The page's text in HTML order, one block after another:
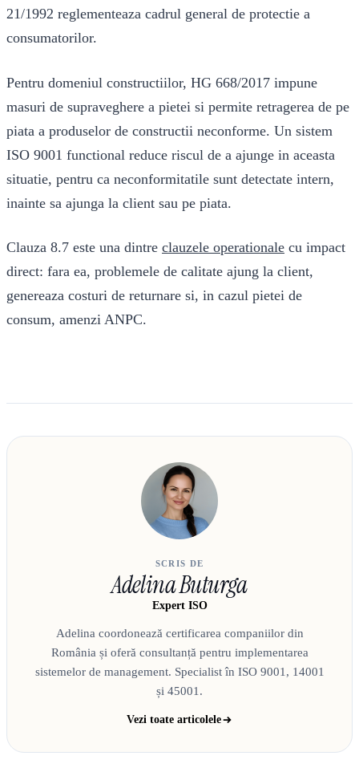
21/1992 reglementeaza cadrul general de protectie a
consumatorilor.
Pentru domeniul constructiilor, HG 668/2017 impune
masuri de supraveghere a pietei si permite retragerea de pe
piata a produselor de constructii neconforme. Un sistem
ISO 9001 functional reduce riscul de a ajunge in aceasta
situatie, pentru ca neconformitatile sunt detectate intern,
inainte sa ajunga la client sau pe piata.
Clauza 8.7 este una dintre clauzele operationale cu impact
direct: fara ea, problemele de calitate ajung la client,
genereaza costuri de returnare si, in cazul pietei de
consum, amenzi ANPC.
SCRIS DE
Adelina Buturga
Expert ISO
Adelina coordonează certificarea companiilor din
România și oferă consultanță pentru implementarea
sistemelor de management. Specialist în ISO 9001, 14001
și 45001.
Vezi toate articolele